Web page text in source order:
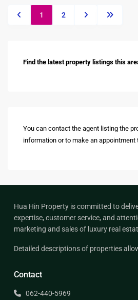
1 2
Find the latest property listings this
You can contact the agent listing the
information or to make an appointment
Hua Hin Property is committed to
expertise, customer service, and
marketing and sales of luxury real
Detailed descriptions of properties
Contact
062-440-5969